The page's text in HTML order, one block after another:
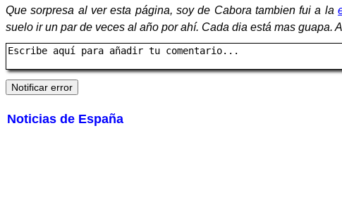
Que sorpresa al ver esta página, soy de Cabora tambien fui a la
suelo ir un par de veces al año por ahí. Cada dia está mas guapa.
Noticias de España